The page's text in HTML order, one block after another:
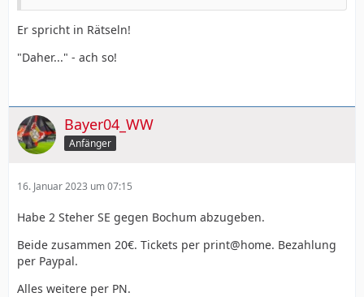
Er spricht in Rätseln!
"Daher..." - ach so!
Bayer04_WW
Anfänger
16. Januar 2023 um 07:15
Habe 2 Steher SE gegen Bochum abzugeben.
Beide zusammen 20€. Tickets per print@home. Bezahlung
per Paypal.
Alles weitere per PN.